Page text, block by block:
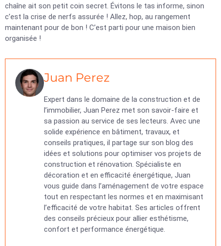
chaîne ait son petit coin secret. Évitons le tas informe, sinon
c’est la crise de nerfs assurée ! Allez, hop, au rangement
maintenant pour de bon ! C’est parti pour une maison bien
organisée !
Juan Perez
Expert dans le domaine de la construction et de
l’immobilier, Juan Perez met son savoir-faire et
sa passion au service de ses lecteurs. Avec une
solide expérience en bâtiment, travaux, et
conseils pratiques, il partage sur son blog des
idées et solutions pour optimiser vos projets de
construction et rénovation. Spécialiste en
décoration et en efficacité énergétique, Juan
vous guide dans l’aménagement de votre espace
tout en respectant les normes et en maximisant
l’efficacité de votre habitat. Ses articles offrent
des conseils précieux pour allier esthétisme,
confort et performance énergétique.